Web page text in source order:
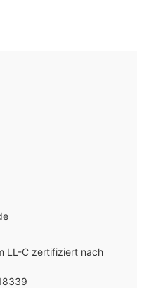
LL-C zertifiziert nach